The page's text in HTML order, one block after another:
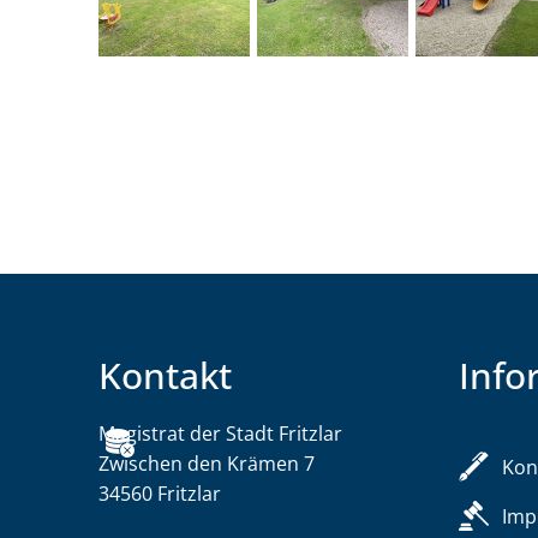
Kontakt
Magistrat der Stadt Fritzlar
Zwischen den Krämen 7
34560 Fritzlar